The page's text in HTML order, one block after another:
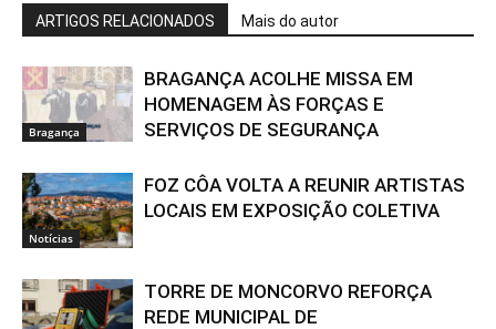
ARTIGOS RELACIONADOS Mais do autor
Bragança
BRAGANÇA ACOLHE MISSA EM
HOMENAGEM ÀS FORÇAS E
SERVIÇOS DE SEGURANÇA
Notícias
FOZ CÔA VOLTA A REUNIR ARTISTAS
LOCAIS EM EXPOSIÇÃO COLETIVA
TORRE DE MONCORVO REFORÇA
REDE MUNICIPAL DE